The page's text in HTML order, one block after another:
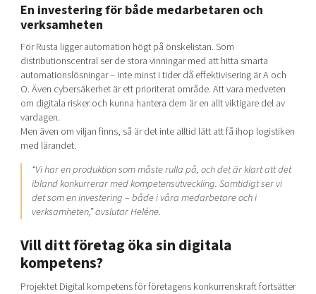
En investering för både medarbetaren och
verksamheten
För Rusta ligger automation högt på önskelistan. Som
distributionscentral ser de stora vinningar med att hitta smarta
automationslösningar – inte minst i tider då effektivisering är A och
O. Även cybersäkerhet är ett prioriterat område. Att vara medveten
om digitala risker och kunna hantera dem är en allt viktigare del av
vardagen.
Men även om viljan finns, så är det inte alltid lätt att få ihop logistiken
med lärandet.
“Vi har en produktion som måste rulla på, och det är klart att det
ibland konkurrerar med kompetensutveckling. Samtidigt ser vi
det som en investering – både i våra medarbetare och i
verksamheten,” avslutar Heléne.
Vill ditt företag öka sin digitala
kompetens?
Projektet Digital kompetens för företagens konkurrenskraft fortsätter